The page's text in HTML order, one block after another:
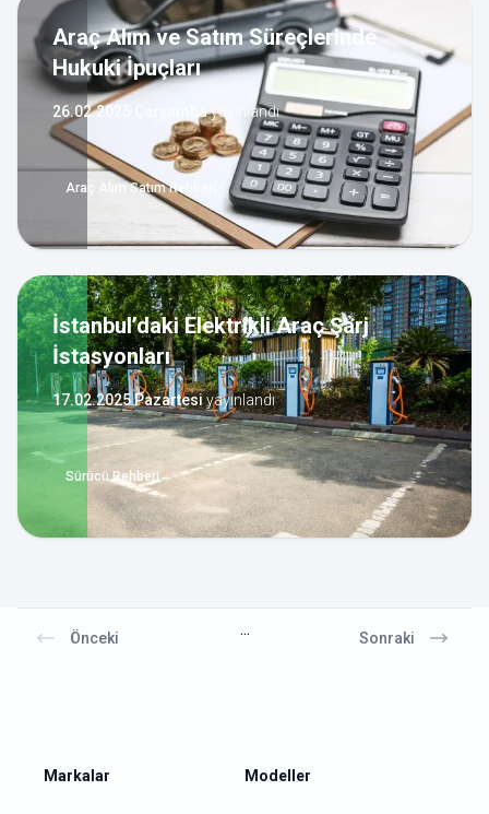
Araç Alım ve Satım Süreçlerinde
Hukuki İpuçları
26.02.2025 Çarşambayayınlandı
Araç Alım Satım Rehberi
İstanbul’daki Elektrikli Araç Şarj
İstasyonları
17.02.2025 Pazartesiyayınlandı
Sürücü Rehberi
Önceki ... Sonraki
Markalar Modeller